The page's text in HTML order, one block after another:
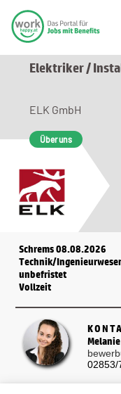
Elektriker /
ELK GmbH
Über uns
Schrems 08.08.2026
Technik/
unbefristet
Vollzeit
02853/